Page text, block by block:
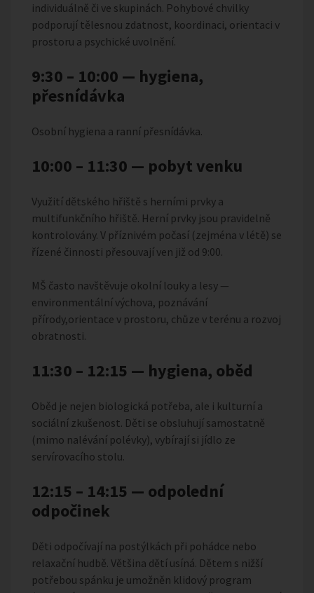
individuálně či ve skupinách. Pohybové chvilky
podporují tělesnou zdatnost, koordinaci, orientaci v
prostoru a psychické uvolnění.
9:30 – 10:00 — hygiena,
přesnídávka
Osobní hygiena a ranní přesnídávka.
10:00 – 11:30 — pobyt venku
Využití dětského hřiště s herními prvky a
multifunkčního hřiště. Herní prvky jsou pravidelně
kontrolovány. V příznivém počasí (zejména v létě) se
řízené činnosti přesouvají ven již od 9:00.
MŠ často navštěvuje okolní louky a lesy —
environmentální výchova, poznávání
přírody,orientace v prostoru, chůze v terénu a rozvoj
obratnosti.
11:30 – 12:15 — hygiena, oběd
Oběd je nejen biologická potřeba, ale i kulturní a
sociální zkušenost. Děti se obsluhují samostatně
(mimo nalévání polévky), vybírají si jídlo ze
servírovacího stolu.
12:15 – 14:15 — odpolední
odpočinek
Děti odpočívají na postýlkách při pohádce nebo
relaxační hudbě. Většina dětí usíná. Dětem s nižší
potřebou spánku je umožněn klidový program